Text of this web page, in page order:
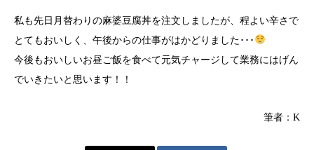
私も先日月替わりの麻婆豆腐丼を注文しましたが、程よい辛さで
とてもおいしく、午後からの仕事がはかどりました･･･
今後もおいしいお昼ご飯を食べて元気チャージして業務にはげん
でいきたいと思います！！
筆者：K